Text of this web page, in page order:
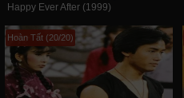
Happy Ever After (1999)
Hoàn Tất (20/20)